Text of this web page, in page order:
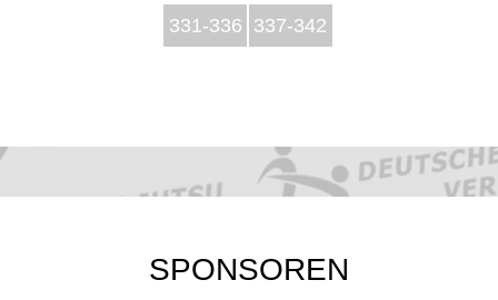
331-336 337-342
SPONSOREN